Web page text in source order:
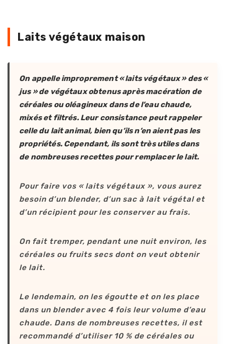
Laits végétaux maison
On appelle improprement « laits végétaux » des «
jus » de végétaux obtenus après macération de
céréales ou oléagineux dans de l’eau chaude,
mixés et filtrés. Leur consistance peut rappeler
celle du lait animal, bien qu’ils n’en aient pas les
propriétés. Cependant, ils sont très utiles dans
de nombreuses recettes pour remplacer le lait.
Pour faire vos « laits végétaux », vous aurez
besoin d’un blender, d’un sac à lait végétal et
d’un récipient pour les conserver au frais.
On fait tremper, pendant une nuit environ, les
céréales ou fruits secs dont on veut obtenir
le lait.
Le lendemain, on les égoutte et on les place
dans un blender avec 4 fois leur volume d’eau
chaude. Dans de nombreuses recettes, il est
recommandé d’utiliser 10 % de céréales ou